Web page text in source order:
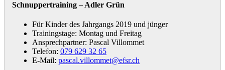
Schnuppertraining – Adler Grün
Für Kinder des Jahrgangs 2019 und jünger
Trainingstage: Montag und Freitag
Ansprechpartner: Pascal Villommet
Telefon: 079 629 32 65
E-Mail: pascal.villommet@efsr.ch